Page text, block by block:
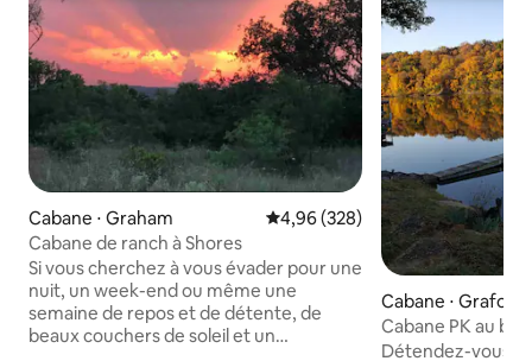
Cabane ⋅ Graham Évaluation moyenne sur la
4,96 (328)
Cabane de ranch à Shores
Si vous cherchez à vous évader pour une
nuit, un week-end ou même une
semaine de repos et de détente, de
beaux couchers de soleil et un
Cabane ⋅ Graford
Cabane PK au
un million de
Détendez-vous